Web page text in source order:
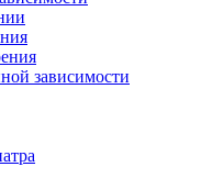
зависимости